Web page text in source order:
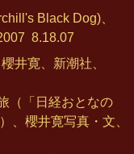
Black Dog)、
8.18.07
井寛、新潮社、
（「日経おとなの
櫻井寛写真・文、